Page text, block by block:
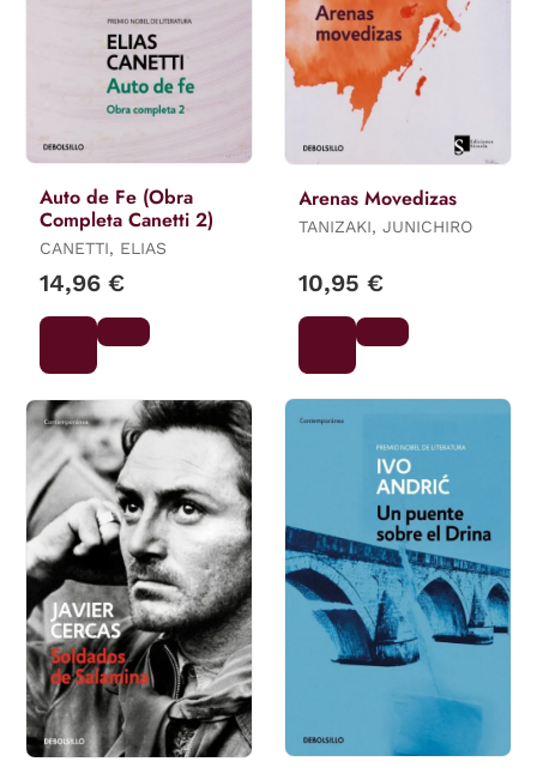
Auto de Fe (Obra
Completa Canetti 2)
CANETTI, ELIAS
14,96 €
Arenas Movedizas
TANIZAKI, JUNICHIRO
10,95 €